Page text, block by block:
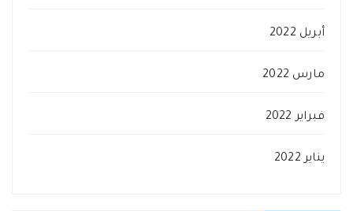
أبريل 2022
مارس 2022
فبراير 2022
يناير 2022